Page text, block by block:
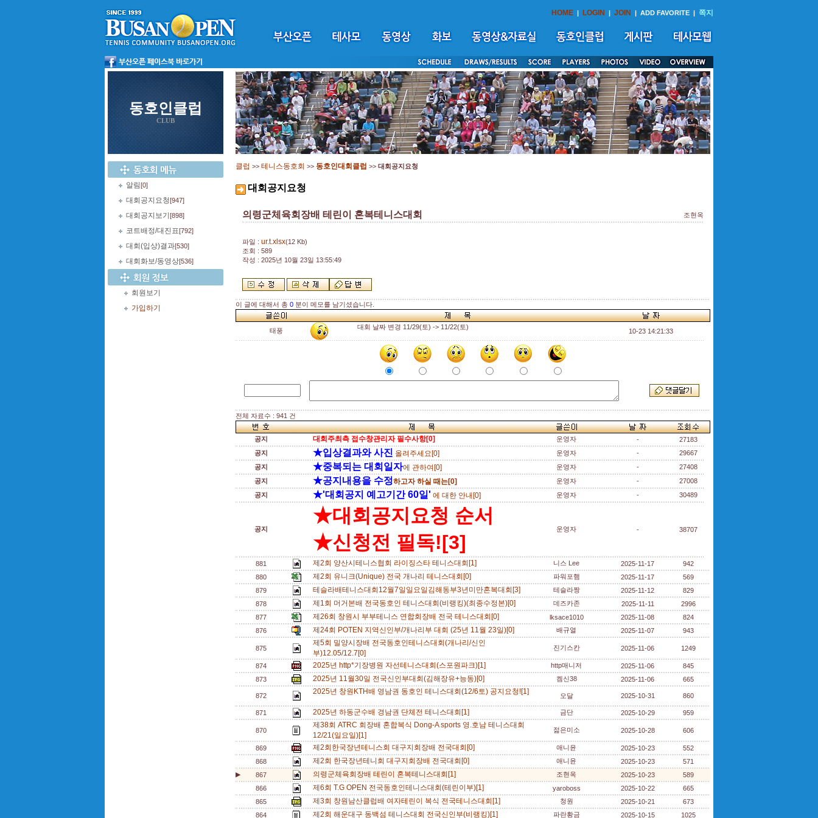
HOME | LOGIN | JOIN | ADD FAVORITE | 쪽지
동호인클럽
CLUB
알림[0]
대회공지요청[947]
대회공지보기 [898]
코트배정/대진표[792]
대회(입상)결과[530]
대회화보/동영상[536]
회원보기
가입하기
클럽 >> 테니스동호회 >> 동호인대회클럽 >> 대회공지요청
대회공지요청
의령군체육회장배 테린이 혼복테니스대회 조현옥
파일 : ur.t.xlsx(12 Kb)
조회 : 589
작성 : 2025년 10월 23일 13:55:49
이 글에 대해서 총 0 분이 메모를 남기셨습니다.
태풍 대회 날짜 변경 11/29(토) -> 11/22(토)
10-23 14:21:33
전체 자료수 : 941 건
공지 대회주최측 접수창관리자 필수사항[0] 운영자 -
27183
공지
★입상결과와 사진 올려주세요[0] 운영자 -
29667
공지
★중복되는 대회일자에 관하여[0] 운영자 -
27408
공지
★공지내용을 수정하고자 하실 때는[0] 운영자 -
27008
공지
★'대회공지 예고기간 60일' 에 대한 안내[0] 운영자 - 30489
공지
★대회공지요청 순서
★신청전 필독![3]
운영자 - 38707
881 제2회 양산시테니스협회 라이징스타 테니스대회[1] 니스 Lee 2025-11-17
942
880
제2회 유니크(Unique) 전국 개나리 테니스대회[0] 파워포햄 2025-11-17
569
879
테슬라배테니스대회12월7일일요일김해동부3년미만혼복대회[3] 테슬라짱 2025-11-12
829
878
제1회 머거본배 전국동호인 테니스대회(비랭킹)(최종수정본)[0] 데즈카존 2025-11-11
2996
877
제26회 창원시 부부테니스 연합회장배 전국 테니스대회[0] lksace1010 2025-11-08
824
876
제24회 POTEN 지역신인부/개나리부 대회 (25년 11월 23일)[0] 배규열 2025-11-07 943
875
제5회 밀양시장배 전국동호인테니스대회(개나리/신인
부)12.05/12.7[0]
진기스칸 2025-11-06 1249
874 2025년 http*기장병원 자선테니스대회(스포원파크)[1] http매니저 2025-11-06
845
873
2025년 11월30일 전국신인부대회(김해장유+능동)[0] 켐신38 2025-11-06 665
872 2025년 창원KTH배 영남권 동호인 테니스대회(12/6토) 공지요청![1] 오달 2025-10-31 860
871 2025년 하동군수배 경남권 단체전 테니스대회[1] 금단 2025-10-29 959
870
제38회 ATRC 회장배 혼합복식 Dong-A sports 영.호남 테니스대회
12/21(일요일)[1]
젊은미소 2025-10-28 606
869 제2회한국장년테니스회 대구지회장배 전국대회[0] 애니윤 2025-10-23
552
868
제2회 한국장년테니회 대구지회장배 전국대회[0] 애니윤 2025-10-23
571
▶
867 의령군체육회장배 테린이 혼복테니스대회[1] 조현옥 2025-10-23
589
866
제6회 T.G OPEN 전국동호인테니스대회(테린이부)[1] yaroboss 2025-10-22
665
865
제3회 창원남산클럽배 여자테린이 복식 전국테니스대회[1] 청원 2025-10-21
673
864
제2회 해운대구 동백섬 테니스대회 전국신인부(비랭킹)[1] 파란황금 2025-10-15 1025